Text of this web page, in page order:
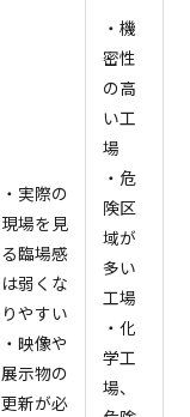
・実際の
現場を見
る臨場感
は弱くな
りやすい
・映像や
展示物の
更新が必
・機
密性
の高
い工
場
・危
険区
域が
多い
工場
・化
学工
場、